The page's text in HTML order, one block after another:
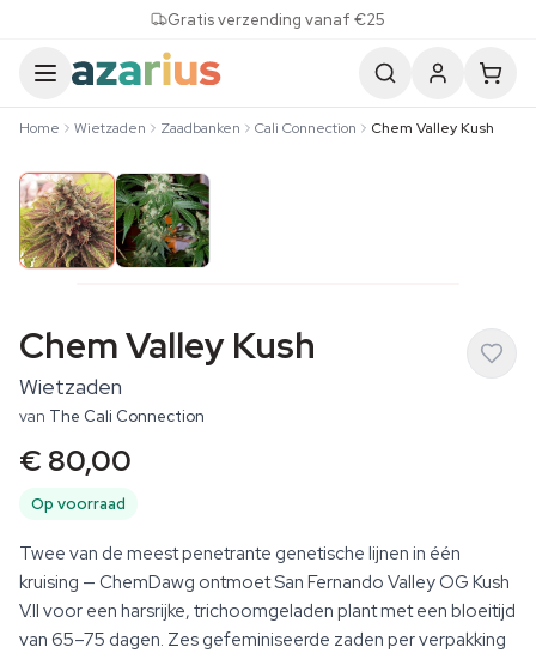
Gratis verzending vanaf €25
Home Wietzaden Zaadbanken Cali Connection Chem Valley Kush
Chem Valley Kush
Wietzaden
van The Cali Connection
€ 80,00
Op voorraad
Twee van de meest penetrante genetische lijnen in één
kruising — ChemDawg ontmoet San Fernando Valley OG Kush
V.II voor een harsrijke, trichoomgeladen plant met een bloeitijd
van 65–75 dagen. Zes gefeminiseerde zaden per verpakking